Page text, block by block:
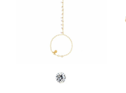
wariantów.
Opcje
można
wybrać
na
stronie